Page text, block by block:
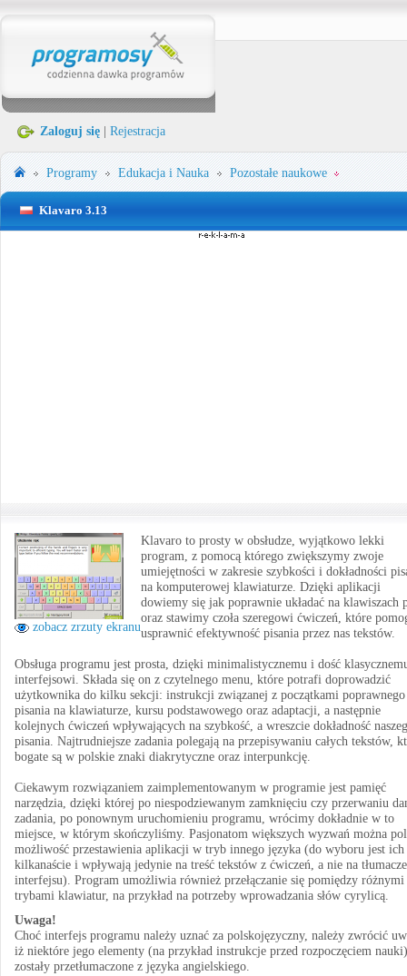
Zaloguj się Rejestracja
Programy Edukacja i Nauka Pozostałe naukowe
Klavaro 3.13
zobacz zrzuty ekranu
Klavaro to prosty w obsłudze, wyjątkowo lekki
program, z pomocą którego zwiększymy zwoje
umiejętności w zakresie szybkości i dokładności
na komputerowej klawiaturze. Dzięki aplikacji
dowiemy się jak poprawnie układać na klawiszach
oraz stawimy czoła szeregowi ćwiczeń, które
usprawnić efektywność pisania przez nas tekstów.
Obsługa programu jest prosta, dzięki minimalistycznemu i dość
interfejsowi. Składa się on z czytelnego menu, które potrafi doprowadzić
użytkownika do kilku sekcji: instrukcji związanej z początkami poprawnego
pisania na klawiaturze, kursu podstawowego oraz adaptacji, a następnie
kolejnych ćwiczeń wpływających na szybkość, a wreszcie dokładność
pisania. Najtrudniejsze zadania polegają na przepisywaniu całych tekstów,
bogate są w polskie znaki diakrytyczne oraz interpunkcję.
Ciekawym rozwiązaniem zaimplementowanym w programie jest pamięć
narzędzia, dzięki której po niespodziewanym zamknięciu czy przerwaniu
zadania, po ponownym uruchomieniu programu, wrócimy dokładnie w to
miejsce, w którym skończyliśmy. Pasjonatom większych wyzwań można
możliwość przestawienia aplikacji w tryb innego języka (do wyboru jest ich
kilkanaście i wpływają jedynie na treść tekstów z ćwiczeń, a nie na
interfejsu). Program umożliwia również przełączanie się pomiędzy różnymi
trybami klawiatur, na przykład na potrzeby wprowadzania słów cyrylicą.
Uwaga!
Choć interfejs programu należy uznać za polskojęzyczny, należy zwrócić
iż niektóre jego elementy (na przykład instrukcje przed rozpoczęciem
zostały przetłumaczone z języka angielskiego.